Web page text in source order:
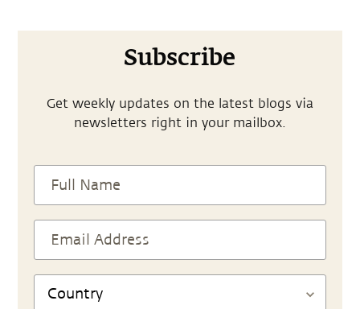
Subscribe
Get weekly updates on the latest blogs via
newsletters right in your mailbox.